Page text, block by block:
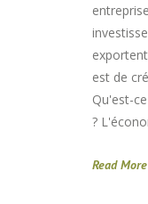
est de
Qu'est-
?
Read More